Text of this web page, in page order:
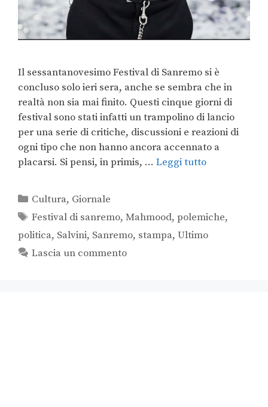
Il sessantanovesimo Festival di Sanremo si è
concluso solo ieri sera, anche se sembra che in
realtà non sia mai finito. Questi cinque giorni di
festival sono stati infatti un trampolino di lancio
per una serie di critiche, discussioni e reazioni di
ogni tipo che non hanno ancora accennato a
placarsi. Si pensi, in primis, … Leggi tutto
Cultura, Giornale
Festival di sanremo,Mahmood,polemiche,
politica, Salvini, Sanremo, stampa, Ultimo
Lascia un commento